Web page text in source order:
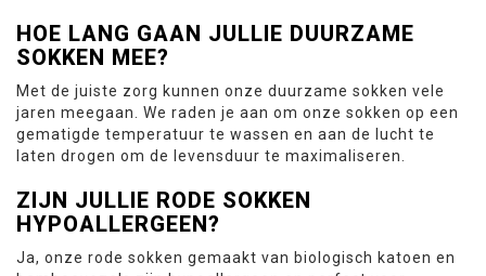
HOE LANG GAAN JULLIE DUURZAME
SOKKEN MEE?
Met de juiste zorg kunnen onze duurzame sokken vele
jaren meegaan. We raden je aan om onze sokken op een
gematigde temperatuur te wassen en aan de lucht te
laten drogen om de levensduur te maximaliseren.
ZIJN JULLIE RODE SOKKEN
HYPOALLERGEEN?
Ja, onze rode sokken gemaakt van biologisch katoen en